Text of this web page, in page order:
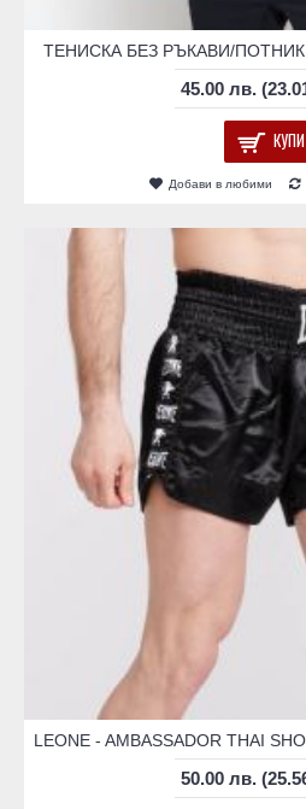
ТЕНИСКА БЕЗ РЪКАВИ/ПОТНИК -
45.00 лв.
КУПИ
Добави в любими
LEONE - AMBASSADOR THAI
50.00 лв.